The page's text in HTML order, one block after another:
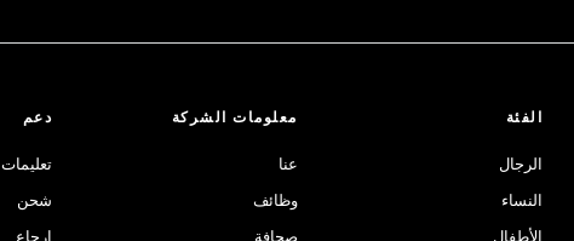
الفئة
الرجال
النساء
معلومات الشركة
عنا
وظائف
دعم
تعليمات
شحن